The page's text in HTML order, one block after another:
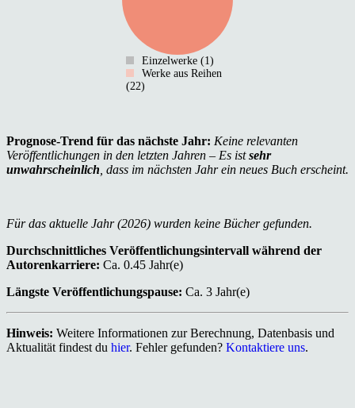
Einzelwerke (1)
Werke aus Reihen
(22)
Prognose-Trend für das nächste Jahr: Keine relevanten
Veröffentlichungen in den letzten Jahren – Es istsehr
unwahrscheinlich , dass im nächsten Jahr ein neues Buch erscheint.
Für das aktuelle Jahr (2026) wurden keine Bücher gefunden.
Durchschnittliches Veröffentlichungsintervall während der
Autorenkarriere: Ca. 0.45 Jahr(e)
Längste Veröffentlichungspause: Ca. 3 Jahr(e)
Hinweis: Weitere Informationen zur Berechnung, Datenbasis und
Aktualität findest du hier. Fehler gefunden? Kontaktiere uns.